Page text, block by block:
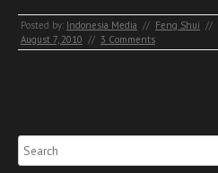
Posted by: Indonesia Media // Feng Shui //
August 7, 2010 // 3 Comments
Search